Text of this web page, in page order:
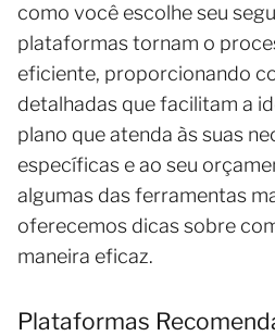
como você escolhe seu
plataformas tornam o
eficiente, proporcionando
detalhadas que facilitam a
plano que atenda às suas
específicas e ao seu
algumas das ferramentas
oferecemos dicas sobre
maneira eficaz.
Plataformas